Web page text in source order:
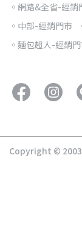
◦網路&全省-經銷
◦中部-經銷門市
◦麵包超人-經銷
Copyright ©